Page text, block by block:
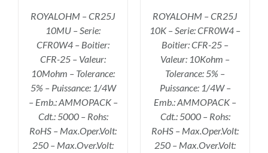
ROYALOHM – CR25J
10MU – Serie:
CFR0W4 – Boitier:
CFR-25 – Valeur:
10Mohm – Tolerance:
5% – Puissance: 1/4W
– Emb.: AMMOPACK –
Cdt.: 5000 – Rohs:
RoHS – Max.Oper.Volt:
250 – Max.Over.Volt:
ROYALOHM – CR25J
10K – Serie: CFR0W4 –
Boitier: CFR-25 –
Valeur: 10Kohm –
Tolerance: 5% –
Puissance: 1/4W –
Emb.: AMMOPACK –
Cdt.: 5000 – Rohs:
RoHS – Max.Oper.Volt:
250 – Max.Over.Volt: